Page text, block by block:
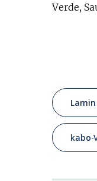
Verde,
kabo-